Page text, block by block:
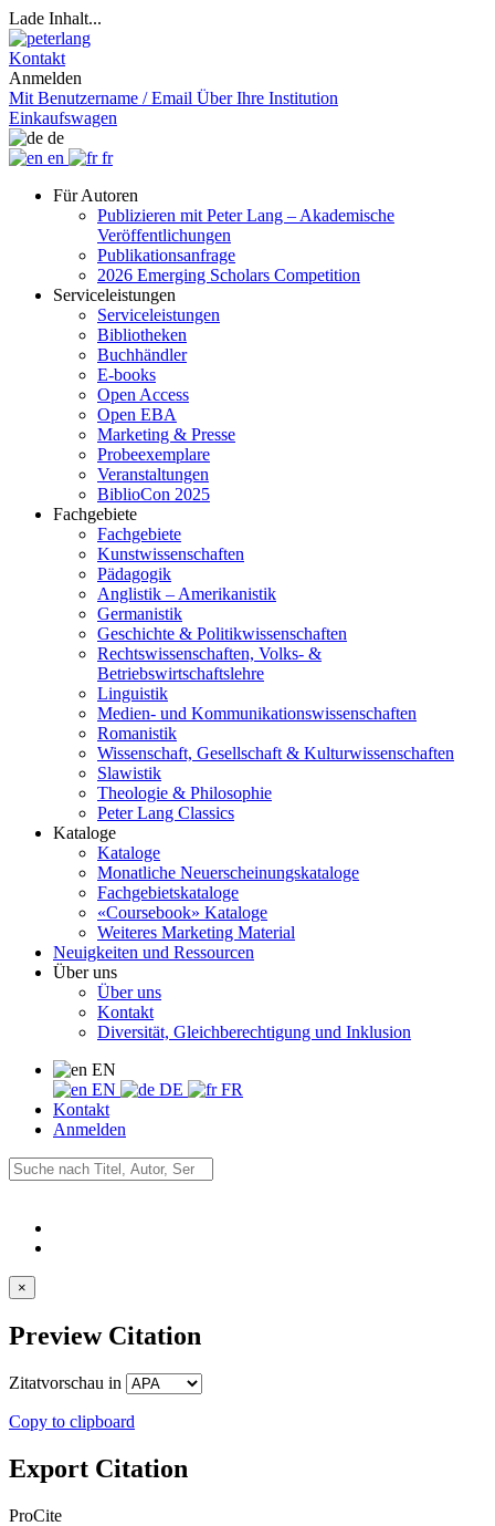
Lade Inhalt...
Kontakt
Anmelden
Mit Benutzername / Email Über Ihre Institution
Einkaufswagen
de
en
fr
Für Autoren
Publizieren mit Peter Lang – Akademische
Veröffentlichungen
Publikationsanfrage
2026 Emerging Scholars Competition
Serviceleistungen
Serviceleistungen
Bibliotheken
Buchhändler
E-books
Open Access
Open EBA
Marketing & Presse
Probeexemplare
Veranstaltungen
BiblioCon 2025
Fachgebiete
Fachgebiete
Kunstwissenschaften
Pädagogik
Anglistik – Amerikanistik
Germanistik
Geschichte & Politikwissenschaften
Rechtswissenschaften, Volks- &
Betriebswirtschaftslehre
Linguistik
Medien- und Kommunikationswissenschaften
Romanistik
Wissenschaft, Gesellschaft & Kulturwissenschaften
Slawistik
Theologie & Philosophie
Peter Lang Classics
Kataloge
Kataloge
Monatliche Neuerscheinungskataloge
Fachgebietskataloge
«Coursebook» Kataloge
Weiteres Marketing Material
Neuigkeiten und Ressourcen
Über uns
Über uns
Kontakt
Diversität, Gleichberechtigung und Inklusion
EN
EN
DE
FR
Kontakt
Anmelden
×
Preview Citation
Zitatvorschau in
Copy to clipboard
Export Citation
ProCite